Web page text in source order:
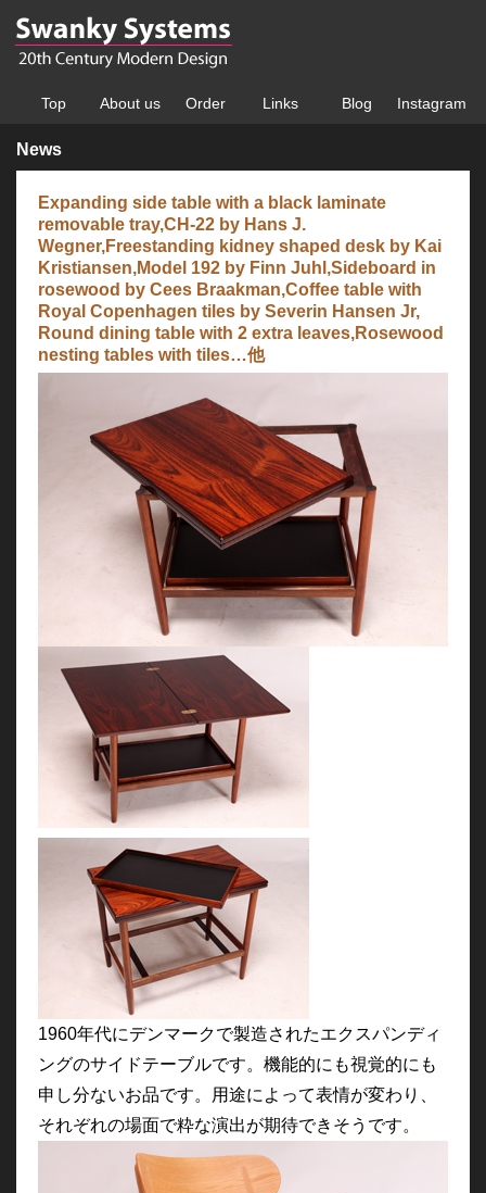
Top About us Order Links Blog Instagram
News
Expanding side table with a black laminate
removable tray,CH-22 by Hans J.
Wegner,Freestanding kidney shaped desk by Kai
Kristiansen,Model 192 by Finn Juhl,Sideboard in
rosewood by Cees Braakman,Coffee table with
Royal Copenhagen tiles by Severin Hansen Jr,
Round dining table with 2 extra leaves,Rosewood
nesting tables with tiles…他
1960年代にデンマークで製造されたエクスパンディ
ングのサイドテーブルです。機能的にも視覚的にも
申し分ないお品です。用途によって表情が変わり、
それぞれの場面で粋な演出が期待できそうです。